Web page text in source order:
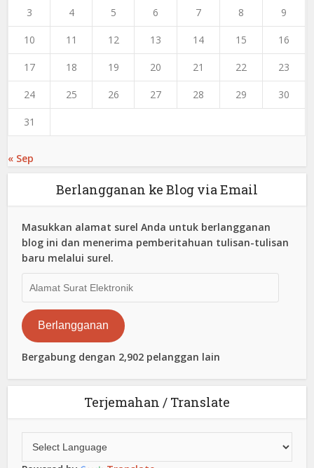
3 4 5 6 7 8 9
10 11 12 13 14 15 16
17 18 19 20 21 22 23
24 25 26 27 28 29 30
31
« Sep
Berlangganan ke Blog via Email
Masukkan alamat surel Anda untuk berlangganan
blog ini dan menerima pemberitahuan tulisan-tulisan
baru melalui surel.
Surat
Elektronik
Berlangganan
Bergabung dengan 2,902 pelanggan lain
Terjemahan / Translate